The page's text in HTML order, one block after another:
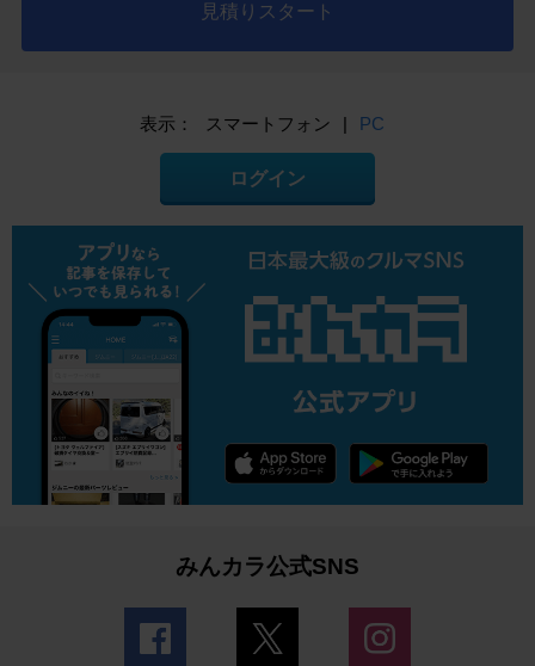
見積りスタート
表示： スマートフォン | PC
ログイン
みんカラ公式SNS